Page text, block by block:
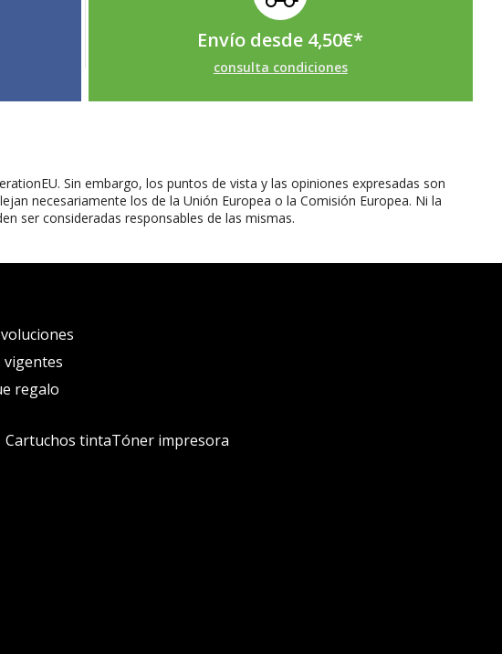
Envío desde 4,50€*
consulta condiciones
Sin embargo, los puntos de vista y las opiniones expresadas son
necesariamente los de la Unión Europea o la Comisión Europea. Ni la
ser consideradas responsables de las mismas.
vigentes
regalo
Cartuchos tintaTóner impresora